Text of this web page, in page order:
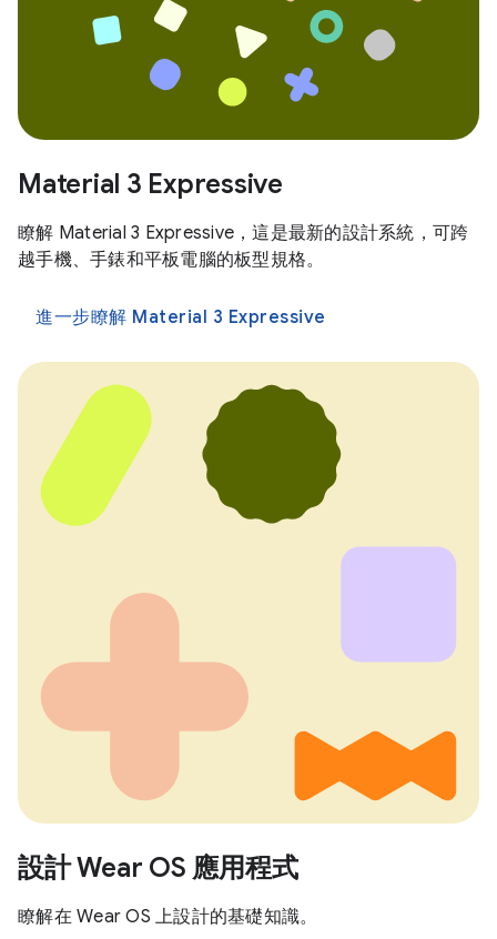
Material 3 Expressive
瞭解 Material 3 Expressive，這是最新的設計系統，可跨
越手機、手錶和平板電腦的板型規格。
進一步瞭解 Material 3 Expressive
設計 Wear OS 應用程式
瞭解在 Wear OS 上設計的基礎知識。